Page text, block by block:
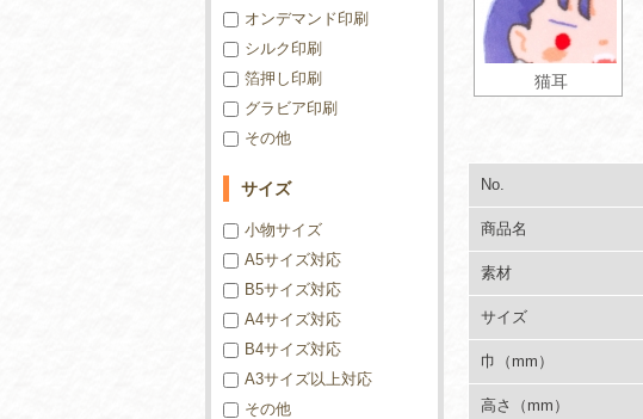
猫耳
No.
商品名
素材
サイズ
巾（mm）
高さ（mm）
オンデマンド印刷
シルク印刷
箔押し印刷
グラビア印刷
その他
サイズ
小物サイズ
A5サイズ対応
B5サイズ対応
A4サイズ対応
B4サイズ対応
A3サイズ以上対応
その他